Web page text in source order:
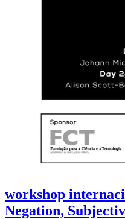
workshop
Negation,